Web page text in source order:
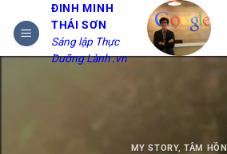
qua
ĐINH MINH
THÁI SƠN
Sáng lập Thực
Dưỡng Lành .vn
MY STORY,TÂM HỒN